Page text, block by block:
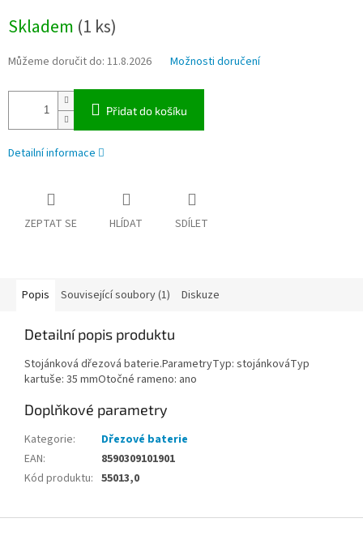
cena:
Skladem (1 ks)
Můžeme doručit do: 11.8.2026 Možnosti doručení
Přidat do košíku
Detailní informace
ZEPTAT SE HLÍDAT SDÍLET
Popis Související soubory (1) Diskuze
Detailní popis produktu
Stojánková dřezová baterie.ParametryTyp: stojánkováTyp
kartuše: 35 mmOtočné rameno: ano
Doplňkové parametry
Kategorie:
Dřezové baterie
EAN:
8590309101901
Kód produktu: 55013,0